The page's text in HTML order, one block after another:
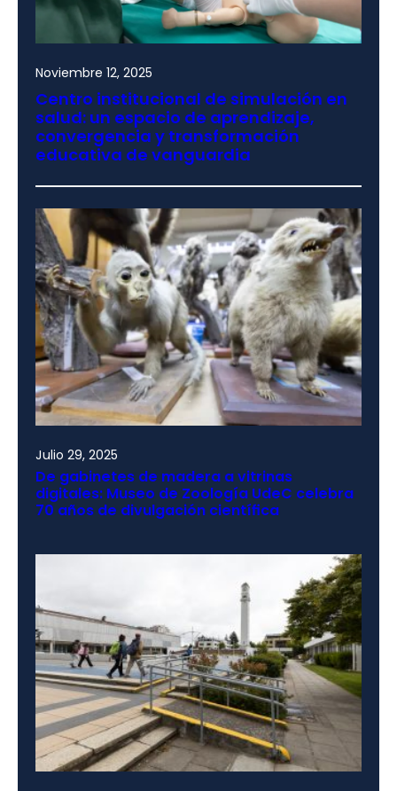
Noviembre 12, 2025
Centro institucional de simulación en
salud: un espacio de aprendizaje,
convergencia y transformación
educativa de vanguardia
Julio 29, 2025
De gabinetes de madera a vitrinas
digitales: Museo de Zoología UdeC celebra
70 años de divulgación científica